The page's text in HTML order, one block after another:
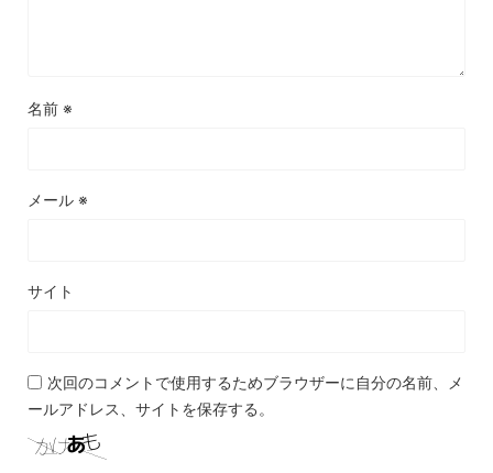
名前 ※
メール ※
サイト
次回のコメントで使用するためブラウザーに自分の名前、メ
ールアドレス、サイトを保存する。